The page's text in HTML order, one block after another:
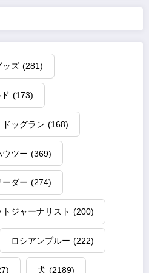
ッズ (281)
(173)
ドッグラン (168)
ウツー (369)
ーダー (274)
トジャーナリスト (200)
ロシアンブルー (222)
犬 (2189)